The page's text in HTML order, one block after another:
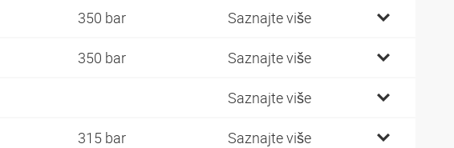
350 bar Saznajte više
350 bar Saznajte više
Saznajte više
315 bar Saznajte više